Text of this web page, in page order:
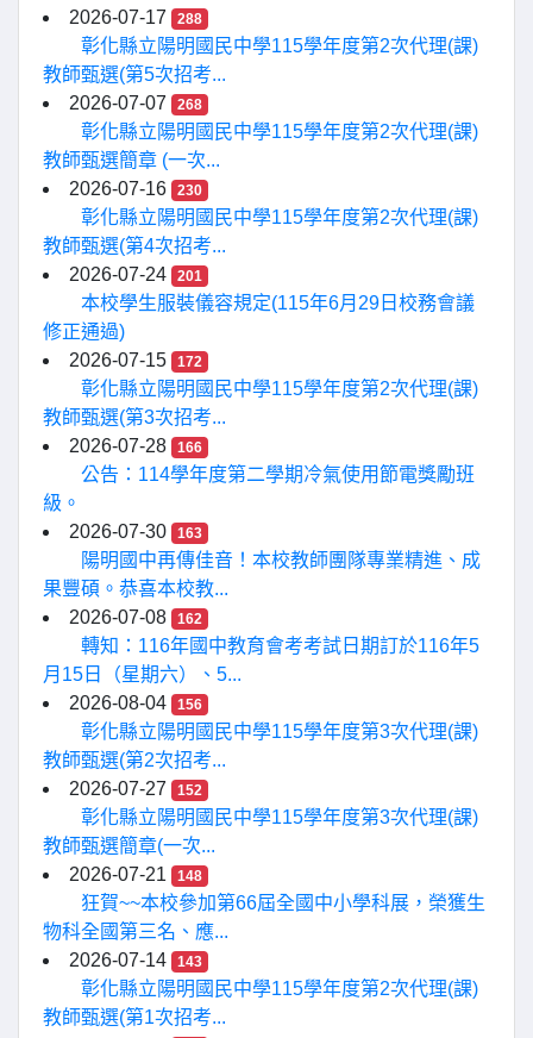
2026-07-17
288
彰化縣立陽明國民中學115學年度第2次代理(課)
教師甄選(第5次招考...
2026-07-07
268
彰化縣立陽明國民中學115學年度第2次代理(課)
教師甄選簡章 (一次...
2026-07-16
230
彰化縣立陽明國民中學115學年度第2次代理(課)
教師甄選(第4次招考...
2026-07-24
201
本校學生服裝儀容規定(115年6月29日校務會議
修正通過)
2026-07-15
172
彰化縣立陽明國民中學115學年度第2次代理(課)
教師甄選(第3次招考...
2026-07-28
166
公告：114學年度第二學期冷氣使用節電獎勵班
級。
2026-07-30
163
陽明國中再傳佳音！本校教師團隊專業精進、成
果豐碩。恭喜本校教...
2026-07-08
162
轉知：116年國中教育會考考試日期訂於116年5
月15日（星期六）、5...
2026-08-04
156
彰化縣立陽明國民中學115學年度第3次代理(課)
教師甄選(第2次招考...
2026-07-27
152
彰化縣立陽明國民中學115學年度第3次代理(課)
教師甄選簡章(一次...
2026-07-21
148
狂賀~~本校參加第66屆全國中小學科展，榮獲生
物科全國第三名、應...
2026-07-14
143
彰化縣立陽明國民中學115學年度第2次代理(課)
教師甄選(第1次招考...